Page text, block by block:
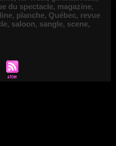
du spectacle, magazine,
, planche, Québec, revue
, saloon, sangle, scene,